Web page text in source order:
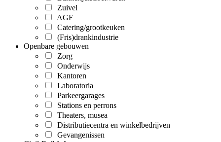
Zuivel
AGF
Catering/grootkeuken
(Fris)drankindustrie
Openbare gebouwen
Zorg
Onderwijs
Kantoren
Laboratoria
Parkeergarages
Stations en perrons
Theaters, musea
Distributiecentra en winkelbedrijven
Gevangenissen